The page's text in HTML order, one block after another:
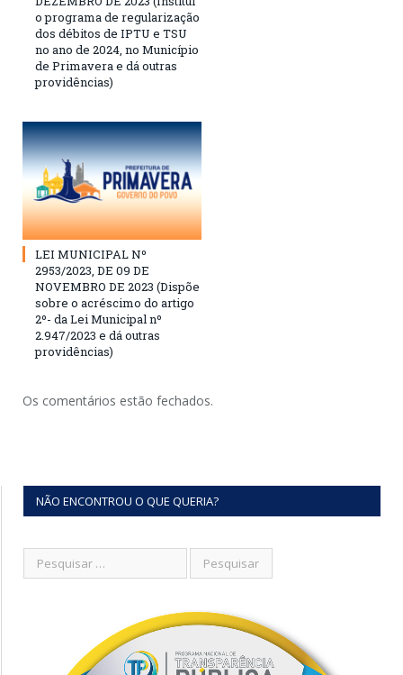
o programa de regularização
dos débitos de IPTU e TSU
no ano de 2024, no Município
de Primavera e dá outras
providências)
LEI MUNICIPAL Nº
2953/2023, DE 09 DE
NOVEMBRO DE 2023 (Dispõe
sobre o acréscimo do artigo
2º- da Lei Municipal nº
2.947/2023 e dá outras
providências)
Os comentários estão fechados.
NÃO ENCONTROU O QUE QUERIA?